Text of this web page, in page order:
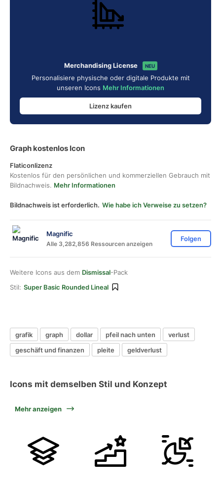
Merchandising License NEU
Personalisiere physische oder digitale Produkte mit
unseren Icons Mehr Informationen
Lizenz kaufen
Graph kostenlos Icon
Flaticonlizenz
Kostenlos für den persönlichen und kommerziellen Gebrauch mit
Bildnachweis. Mehr Informationen
Bildnachweis ist erforderlich. Wie habe ich Verweise zu setzen?
Magnific
Alle 3,282,856 Ressourcen anzeigen
Folgen
Weitere Icons aus dem Dismissal-Pack
Stil: Super Basic Rounded Lineal
grafik graph dollar pfeil nach unten
verlust
geschäft und finanzen
pleite geldverlust
Icons mit demselben Stil und Konzept
Mehr anzeigen